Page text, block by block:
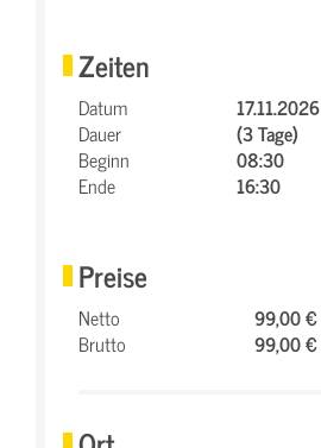
Zeiten
Datum
17.11.2026
Dauer
(3 Tage)
Beginn
08:30
Ende
16:30
Preise
Netto
99,00 €
Brutto
99,00 €